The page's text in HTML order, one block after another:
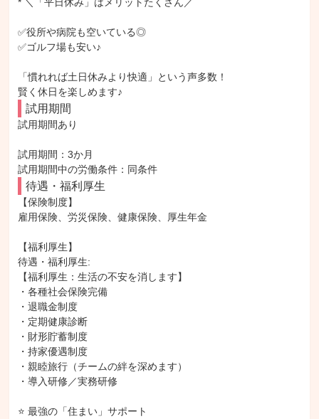
✅役所や病院も空いている◎
✅ゴルフ場も安い♪
「慣れれば土日休みより快適」という声多数！
賢く休日を楽しめます♪
試用期間
試用期間あり
試用期間：3か月
試用期間中の労働条件：同条件
待遇・福利厚生
【保険制度】
雇用保険、労災保険、健康保険、厚生年金
【福利厚生】
待遇・福利厚生:
【福利厚生：生活の不安を消します】
・各種社会保険完備
・退職金制度
・定期健康診断
・財形貯蓄制度
・持家優遇制度
・親睦旅行（チームの絆を深めます）
・導入研修／実務研修
⭐️ 最強の「住まい」サポート